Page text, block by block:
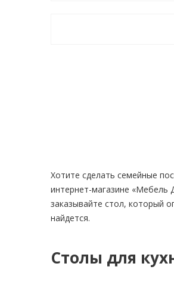
Хотите сделать семейные
интернет-магазине «Мебель
заказывайте стол, который
найдется.
Столы для